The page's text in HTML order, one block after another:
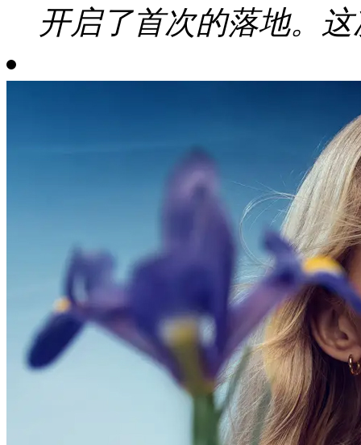
开启了首次的落地。这